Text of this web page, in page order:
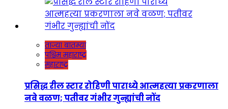
ताज्या बातम्या
पश्चिम महाराष्ट्र
महाराष्ट्र
प्रसिद्ध रील स्टार रोहिणी पाराध्ये आत्महत्या प्रकरणाला
नवे वळण; पतीवर गंभीर गुन्ह्यांची नोंद